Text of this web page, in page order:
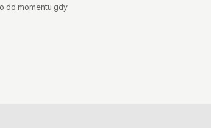
do momentu gdy